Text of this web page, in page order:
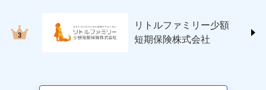
アクサ生命保険株式会社
（https://www.axa.co.jp/）
（https://www.fwdlife.co.jp/）
リトルファミリー少額
短期保険株式会社